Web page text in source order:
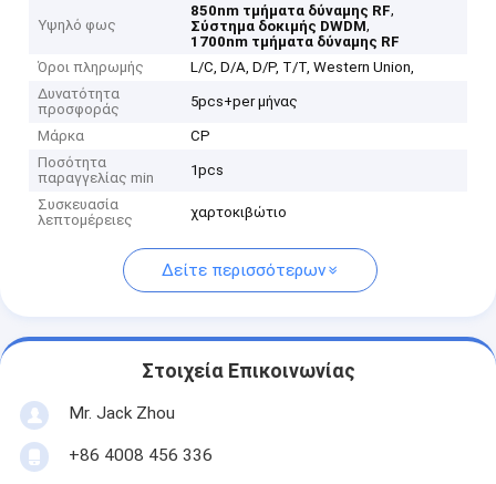
Υψηλό φως
850nm τμήματα δύναμης RF,
Σύστημα δοκιμής DWDM,
1700nm τμήματα δύναμης RF
Όροι πληρωμής
L/C, D/A, D/P, T/T, Western Union,
Δυνατότητα
προσφοράς
5pcs+per μήνας
Μάρκα
CP
Ποσότητα
παραγγελίας min
1pcs
Συσκευασία
λεπτομέρειες
χαρτοκιβώτιο
Δείτε περισσότερων
Στοιχεία Επικοινωνίας
Mr. Jack Zhou
+86 4008 456 336